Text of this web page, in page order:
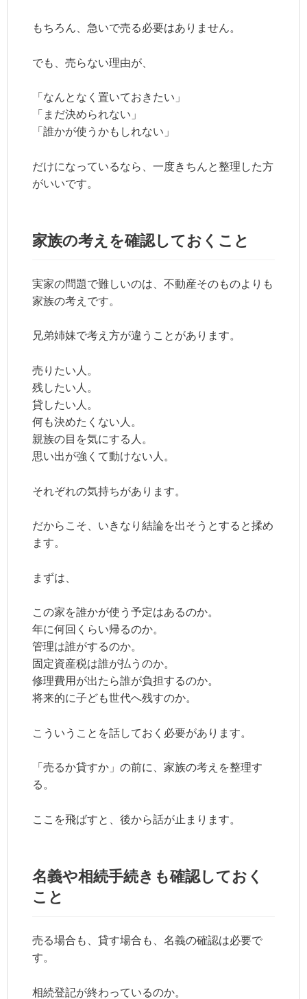
もちろん、急いで売る必要はありません。
でも、売らない理由が、
「なんとなく置いておきたい」
「まだ決められない」
「誰かが使うかもしれない」
だけになっているなら、一度きちんと整理した方
がいいです。
家族の考えを確認しておくこと
実家の問題で難しいのは、不動産そのものよりも
家族の考えです。
兄弟姉妹で考え方が違うことがあります。
売りたい人。
残したい人。
貸したい人。
何も決めたくない人。
親族の目を気にする人。
思い出が強くて動けない人。
それぞれの気持ちがあります。
だからこそ、いきなり結論を出そうとすると揉め
ます。
まずは、
この家を誰かが使う予定はあるのか。
年に何回くらい帰るのか。
管理は誰がするのか。
固定資産税は誰が払うのか。
修理費用が出たら誰が負担するのか。
将来的に子ども世代へ残すのか。
こういうことを話しておく必要があります。
「売るか貸すか」の前に、家族の考えを整理す
る。
ここを飛ばすと、後から話が止まります。
名義や相続手続きも確認しておく
こと
売る場合も、貸す場合も、名義の確認は必要で
す。
相続登記が終わっているのか。